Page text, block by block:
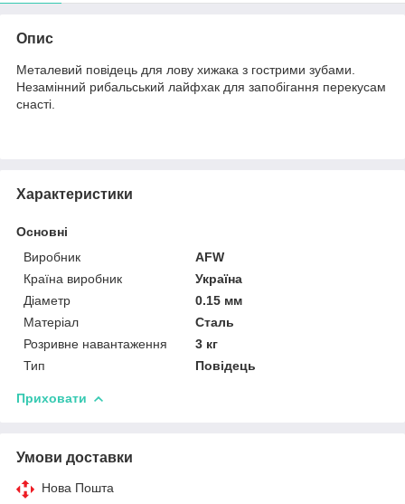
Опис
Металевий повідець для лову хижака з гострими зубами.
Незамінний рибальський лайфхак для запобігання перекусам
снасті.
Характеристики
Основні
Виробник
AFW
Країна виробник
Україна
Діаметр
0.15 мм
Матеріал
Сталь
Розривне навантаження
3 кг
Тип
Повідець
Приховати
Умови доставки
Нова Пошта